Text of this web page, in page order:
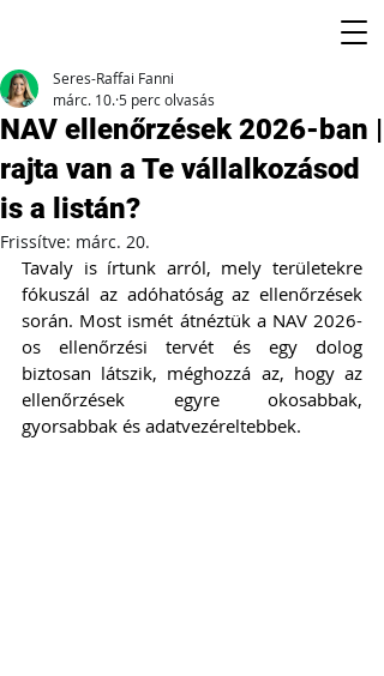
NAV ellenőrzések 2026-ban |
rajta van a Te vállalkozásod
is a listán?
Seres-Raffai Fanni
márc. 10. 5 perc olvasás
Frissítve: márc. 20.
Tavaly is írtunk arról, mely területekre
fókuszál az adóhatóság az ellenőrzések
során. Most ismét átnéztük a NAV 2026-
os ellenőrzési tervét és egy dolog
biztosan látszik, méghozzá az, hogy az
ellenőrzések egyre okosabbak,
gyorsabbak és adatvezéreltebbek.